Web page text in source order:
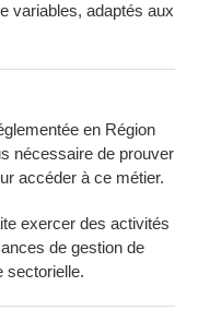
variables, adaptés aux
en Région
nécessaire de prouver
accéder à ce métier.
exercer des activités
de gestion de
sectorielle.